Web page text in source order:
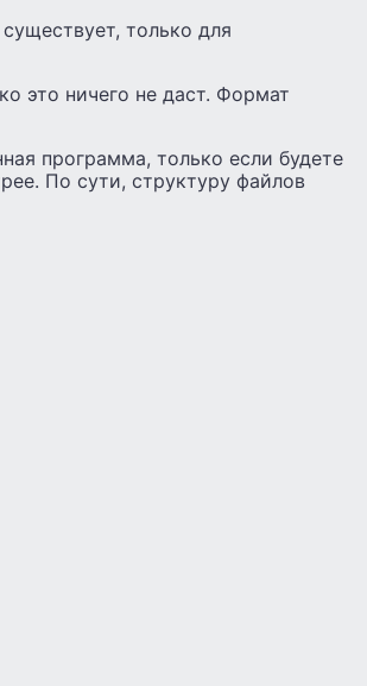
только для
это ничего не даст. Формат
программа, только если будете
По сути, структуру файлов